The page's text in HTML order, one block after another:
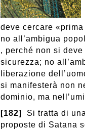
deve cercare
no all’ambigua
, perché non si
sicurezza; no
liberazione
si manifesterà non
dominio, ma
[182]
Si tratta di
proposte di Satana